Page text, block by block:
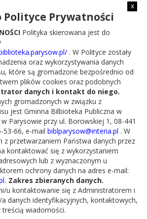
Świąt Bożego Narodzenia
Szczęścia i Pomyślności
w Nowym 2026 Roku
życzy
Zespół
Biblioteki Publicznej
w Parysowie
x
Prywatności
Polityka skierowana jest do
. W Polityce zostały
oraz wykorzystywania danych
które są gromadzone bezpośrednio od
plików cookies oraz podobnych
danych i kontakt do niego.
gromadzonych w związku z
jest Gminna Bilbioteka Publiczna w
Parysowie przy ul. Borowskiej 1, 08-441
53-66, e-mail biblparysow@interia.pl . W
z przetwarzaniem Państwa danych przez
kontaktować się z wykorzystaniem
lub z wyznaczonym u
ochrony danych na adres e-mail:
. Zakres zbieranych danych.
u kontaktowanie się z Administratorem i
danych identyfikacyjnych, kontaktowych,
wiadomości.